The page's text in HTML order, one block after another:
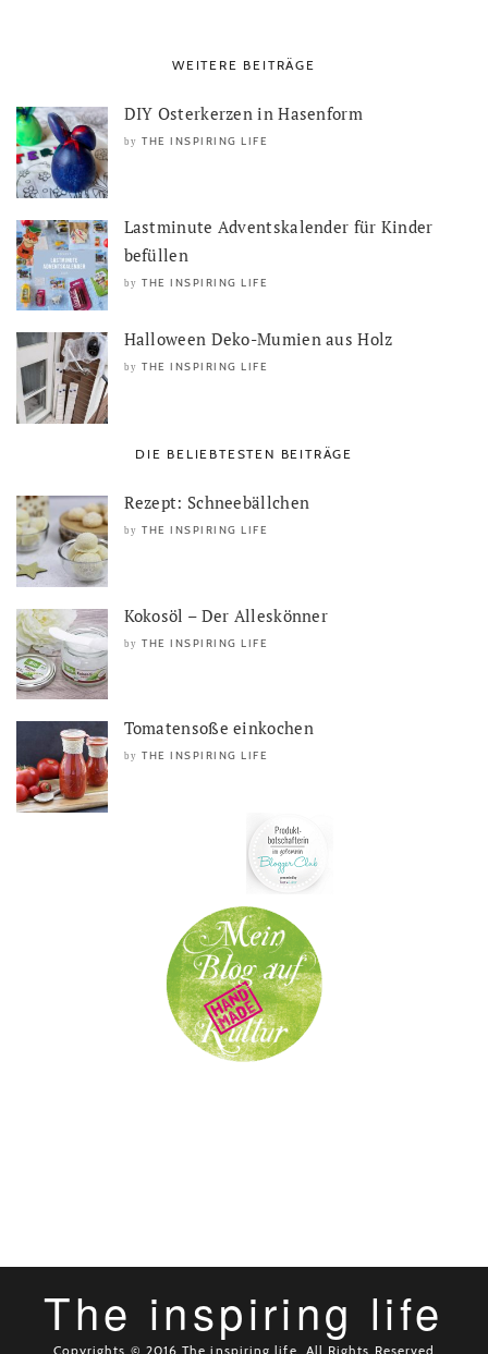
WEITERE BEITRÄGE
DIY Osterkerzen in Hasenform
by THE INSPIRING LIFE
Lastminute Adventskalender für Kinder
befüllen
by THE INSPIRING LIFE
Halloween Deko-Mumien aus Holz
by THE INSPIRING LIFE
DIE BELIEBTESTEN BEITRÄGE
Rezept: Schneebällchen
by THE INSPIRING LIFE
Kokosöl – Der Alleskönner
by THE INSPIRING LIFE
Tomatensoße einkochen
by THE INSPIRING LIFE
The inspiring life
Copyrights © 2016 The inspiring life. All Rights Reserved